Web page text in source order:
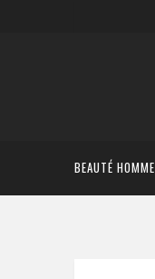
BEAUTÉ HOMME